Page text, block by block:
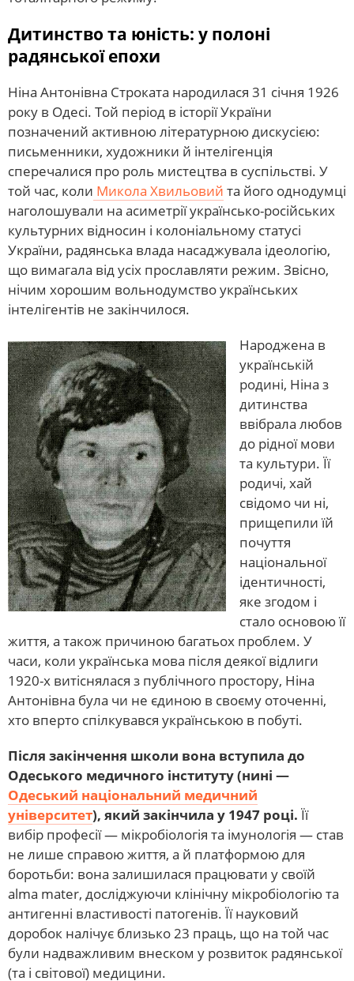
Дитинство та юність: у полоні
радянської епохи
Ніна Антонівна Строката народилася 31 січня 1926
року в Одесі. Той період в історії України
позначений активною літературною дискусією:
письменники, художники й інтелігенція
сперечалися про роль мистецтва в суспільстві. У
той час, коли Микола Хвильовий та його однодумці
наголошували на асиметрії українсько-російських
культурних відносин і колоніальному статусі
України, радянська влада насаджувала ідеологію,
що вимагала від усіх прославляти режим. Звісно,
нічим хорошим вольнодумство українських
інтелігентів не закінчилося.
Народжена в
українській
родині, Ніна з
дитинства
ввібрала любов
до рідної мови
та культури. Її
родичі, хай
свідомо чи ні,
прищепили їй
почуття
національної
ідентичності,
яке згодом і
стало основою її
життя, а також причиною багатьох проблем. У
часи, коли українська мова після деякої відлиги
1920-х витіснялася з публічного простору, Ніна
Антонівна була чи не єдиною в своєму оточенні,
хто вперто спілкувався українською в побуті.
Після закінчення школи вона вступила до
Одеського медичного інституту (нині —
Одеський національний медичний
університет), який закінчила у 1947 році. Її
вибір професії — мікробіологія та імунологія — став
не лише справою життя, а й платформою для
боротьби: вона залишилася працювати у своїй
alma mater, досліджуючи клінічну мікробіологію та
антигенні властивості патогенів. Її науковий
доробок налічує близько 23 праць, що на той час
були надважливим внеском у розвиток радянської
(та і світової) медицини.